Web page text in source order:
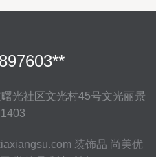
光社区文光村45号文光丽景
装饰品 尚美优